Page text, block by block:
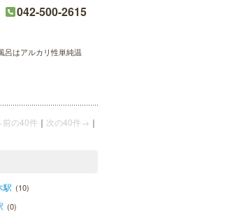
042-500-2615
呂はアルカリ性単純温
の40件 ｜ 次の40件→ ｜
駅 (10)
(0)